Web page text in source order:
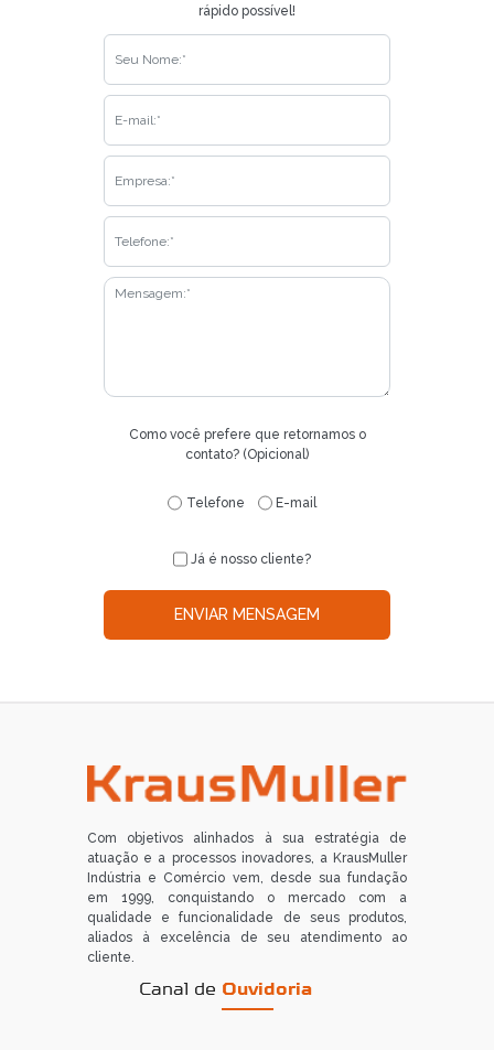
rápido possível!
Como você prefere que retornamos o
contato? (Opicional)
Telefone E-mail
Já é nosso cliente?
ENVIAR MENSAGEM
Com objetivos alinhados à sua estratégia de
atuação e a processos inovadores, a KrausMuller
Indústria e Comércio vem, desde sua fundação
em 1999, conquistando o mercado com a
qualidade e funcionalidade de seus produtos,
aliados à excelência de seu atendimento ao
cliente.
Canal de Ouvidoria